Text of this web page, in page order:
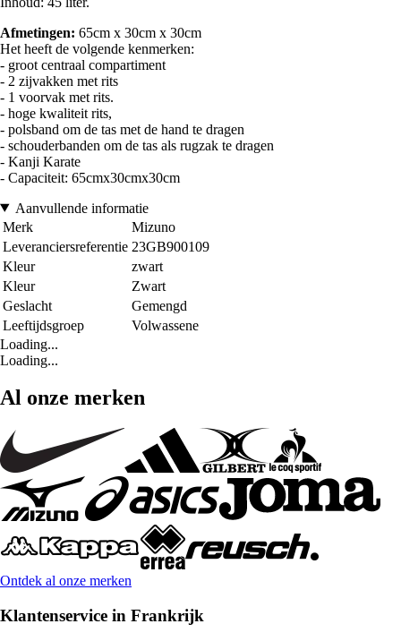
Afmetingen: 65cm x 30cm x 30cm
Het heeft de volgende kenmerken:
- groot centraal compartiment
- 2 zijvakken met rits
- 1 voorvak met rits.
- hoge kwaliteit rits,
- polsband om de tas met de hand te dragen
- schouderbanden om de tas als rugzak te dragen
- Kanji Karate
- Capaciteit: 65cmx30cmx30cm
Aanvullende informatie
Merk
Mizuno
Leveranciersreferentie 23GB900109
Kleur
zwart
Kleur
Zwart
Geslacht
Gemengd
Leeftijdsgroep
Volwassene
Loading...
Loading...
Al onze merken
Ontdek al onze merken
Klantenservice in Frankrijk